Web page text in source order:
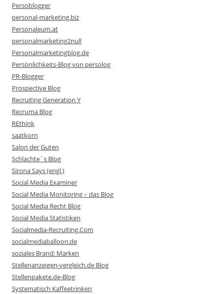
Persoblogger
personal-marketing.biz
Personaleum.at
personalmarketing2null
Personalmarketingblog.de
Persönlichkeits-Blog von persolog
PR-Blogger
Prospective Blog
Recruiting Generation Y
Recruma Blog
REthink
saatkorn
Salon der Guten
Schlachte´s Blog
Sirona Says (engl.)
Social Media Examiner
Social Media Monitoring – das Blog
Social Media Recht Blog
Social Media Statistiken
Socialmedia-Recruiting.Com
socialmediaballoon.de
soziales Brand: Marken
Stellenanzeigen-vergleich.de Blog
Stellenpakete.de-Blog
Systematisch Kaffeetrinken